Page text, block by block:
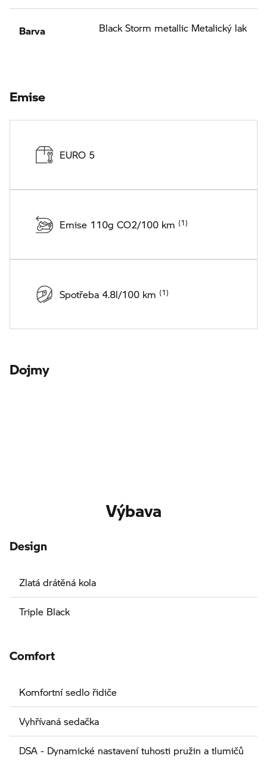
Barva Black Storm metallic Metalický lak
Emise
EURO 5
Emise 110g CO2/100 km
Spotřeba 4.8l/100 km
Dojmy
Výbava
Design
Zlatá drátěná kola
Triple Black
Comfort
Komfortní sedlo řidiče
Vyhřívaná sedačka
DSA - Dynamické nastavení tuhosti pružin a tlumičů